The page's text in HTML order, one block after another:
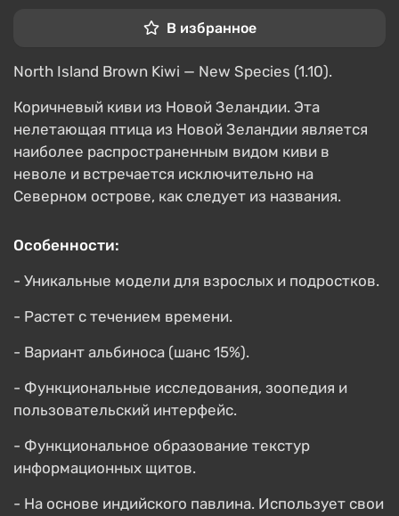
В избранное
North Island Brown Kiwi — New Species (1.10).
Коричневый киви из Новой Зеландии. Эта
нелетающая птица из Новой Зеландии является
наиболее распространенным видом киви в
неволе и встречается исключительно на
Северном острове, как следует из названия.
Особенности:
- Уникальные модели для взрослых и подростков.
- Растет с течением времени.
- Вариант альбиноса (шанс 15%).
- Функциональные исследования, зоопедия и
пользовательский интерфейс.
- Функциональное образование текстур
информационных щитов.
- На основе индийского павлина. Использует свои